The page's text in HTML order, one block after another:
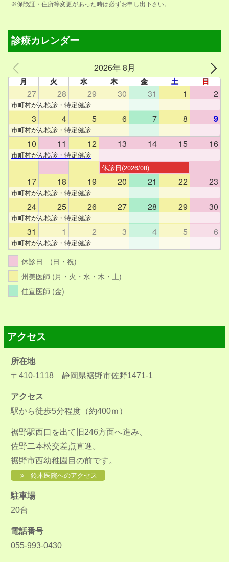
※保険証・住所等変更があった時は必ずお申し出下さい。
診療カレンダー
2026年 8月
月 火 水 木 金 土 日
27 28 29 30 31 1 2
市町村がん検診・特定健診
3 4 5 6 7 8 9
市町村がん検診・特定健診
10 11 12 13 14 15 16
市町村がん検診・特定健診
休診日(2026/08)
17 18 19 20 21 22 23
市町村がん検診・特定健診
24 25 26 27 28 29 30
市町村がん検診・特定健診
31 1 2 3 4 5 6
市町村がん検診・特定健診
休診日 (日・祝)
州美医師 (月・火・水・木・土)
佳宣医師 (金)
アクセス
所在地
〒410-1118 静岡県裾野市佐野1471-1
アクセス
駅から徒歩5分程度（約400ｍ）
裾野駅西口を出て旧246方面へ進み、
佐野二本松交差点直進。
裾野市西幼稚園目の前です。
鈴木医院へのアクセス
駐車場
20台
電話番号
055-993-0430